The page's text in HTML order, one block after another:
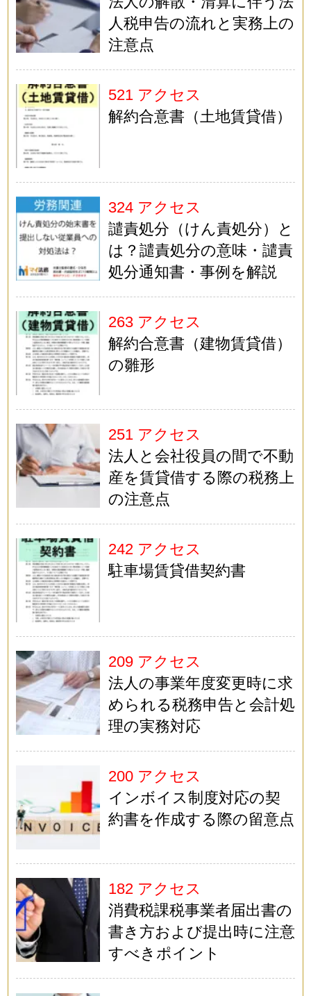
人税申告の流れと実務上の
注意点
521 アクセス
解約合意書（土地賃貸借）
324 アクセス
譴責処分（けん責処分）と
は？譴責処分の意味・譴責
処分通知書・事例を解説
263 アクセス
解約合意書（建物賃貸借）
の雛形
251 アクセス
法人と会社役員の間で不動
産を賃貸借する際の税務上
の注意点
242 アクセス
駐車場賃貸借契約書
209 アクセス
法人の事業年度変更時に求
められる税務申告と会計処
理の実務対応
200 アクセス
インボイス制度対応の契
約書を作成する際の留意点
182 アクセス
消費税課税事業者届出書の
書き方および提出時に注意
すべきポイント